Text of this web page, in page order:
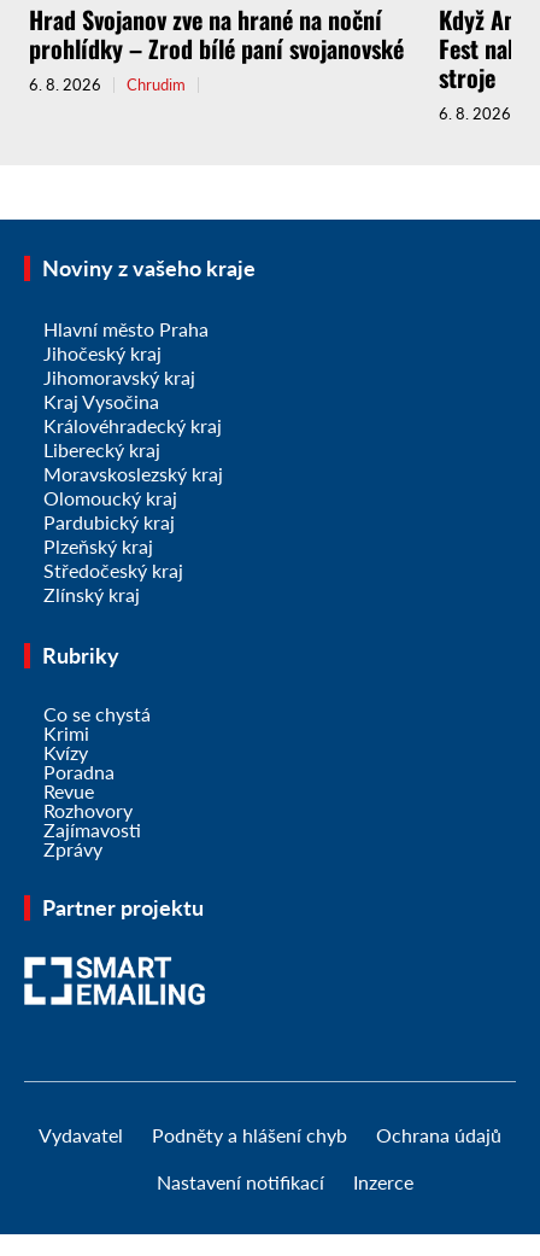
Hrad Svojanov zve na hrané na noční
prohlídky – Zrod bílé paní svojanovské
6. 8. 2026 Chrudim
Když
Fest
stroje
6. 8. 2026
Noviny z vašeho kraje
Hlavní město Praha
Jihočeský kraj
Jihomoravský kraj
Kraj Vysočina
Královéhradecký kraj
Liberecký kraj
Moravskoslezský kraj
Olomoucký kraj
Pardubický kraj
Plzeňský kraj
Středočeský kraj
Zlínský kraj
Rubriky
Co se chystá
Krimi
Kvízy
Poradna
Revue
Rozhovory
Zajímavosti
Zprávy
Partner projektu
Vydavatel Podněty a hlášení chyb Ochrana údajů
Nastavení notifikací Inzerce